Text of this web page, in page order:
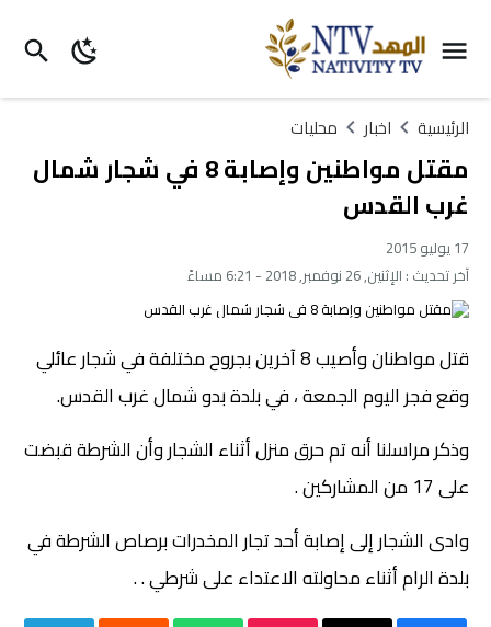
الرئيسية اخبار محليات
مقتل مواطنين وإصابة 8 في شجار شمال
غرب القدس
17 يوليو 2015
آخر تحديث : الإثنين, 26 نوفمبر, 2018 - 6:21 مساءً
قتل مواطنان وأصيب 8 آخرين بجروح مختلفة في شجار عائلي
وقع فجر اليوم الجمعة ، في بلدة بدو شمال غرب القدس.
وذكر مراسلنا أنه تم حرق منزل أثناء الشجار وأن الشرطة قبضت
على 17 من المشاركين .
وادى الشجار إلى إصابة أحد تجار المخدرات برصاص الشرطة في
بلدة الرام أثناء محاولته الاعتداء على شرطي . .